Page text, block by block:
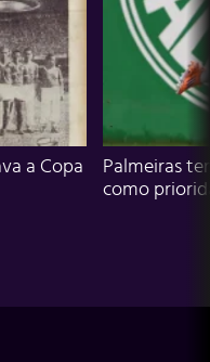
a Copa
Palmeiras
como